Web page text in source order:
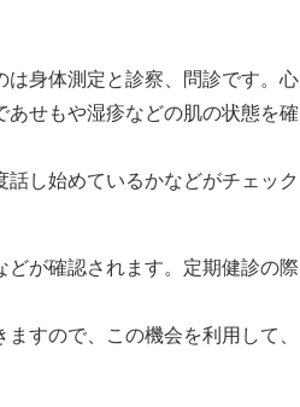
身体測定と診察、問診です。心
せもや湿疹などの肌の状態を確
し始めているかなどがチェック
が確認されます。定期健診の際
すので、この機会を利用して、